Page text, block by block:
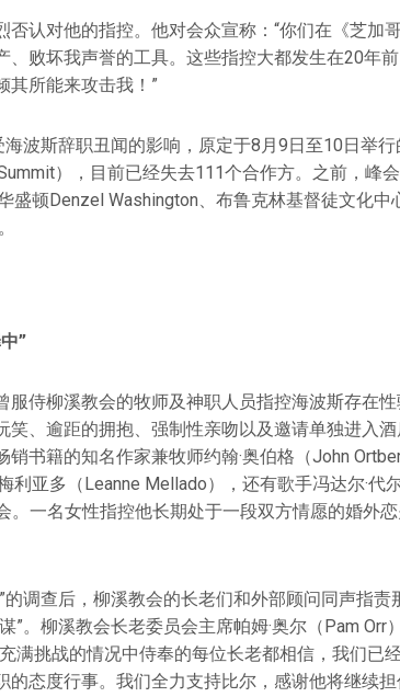
否认对他的指控。他对会众宣称：“你们在《芝加
、败坏我声誉的工具。这些指控大都发生在20年
其所能来攻击我！”
波斯辞职丑闻的影响，原定于8月9日至10日举
），目前已经失去111个合作方。之前，峰
盛顿Denzel Washington、布鲁克林基督徒文化中
”
服侍柳溪教会的牧师及神职人员指控海波斯存在
笑、逾距的拥抱、强制性亲吻以及邀请单独进入
书籍的知名作家兼牧师约翰·奥伯格（John
利亚多（Leanne Mellado），还有歌手冯达尔·代
。一名女性指控他长期处于一段双方情愿的婚外
的调查后，柳溪教会的长老们和外部顾问同声指责
”。柳溪教会长老委员会主席帕姆·奥尔（Pam Orr
满挑战的情况中侍奉的每位长老都相信，我们已
的态度行事。我们全力支持比尔，感谢他将继续